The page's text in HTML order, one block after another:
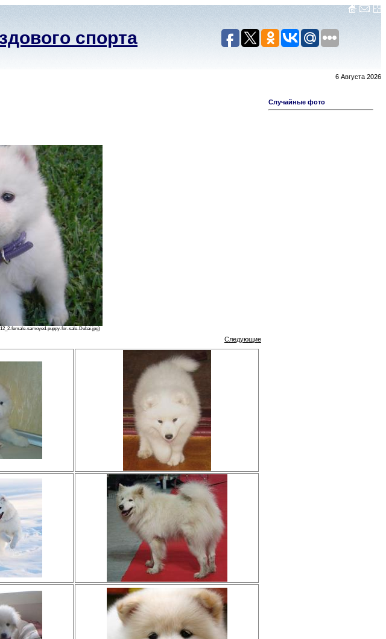
спорта
6 Августа 2026
female-samoyed-puppy-for-sale-Dubai.jpg)
Следующие
Случайные фото